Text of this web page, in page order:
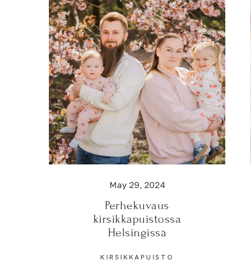
May 29, 2024
Perhekuvaus
kirsikkapuistossa
Helsingissä
KIRSIKKAPUISTO